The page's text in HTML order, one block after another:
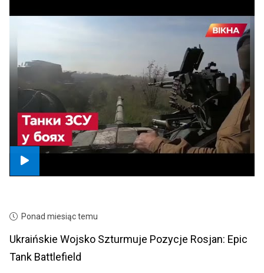
Ponad miesiąc temu
Ukraińskie Wojsko Szturmuje Pozycje Rosjan: Epic
Tank Battlefield